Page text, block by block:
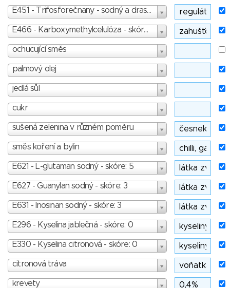
E451 - Trifosforečnany - sodný a draselný - skóre: 3
E466 - Karboxymethylcelulóza - skóre: 1
ochucující směs
palmový olej
jedlá sůl
cukr
sušená zelenina v různém poměru
směs koření a bylin
E621 - L-glutaman sodný - skóre: 5
E627 - Guanylan sodný - skóre: 3
E631 - Inosinan sodný - skóre: 3
E296 - Kyselina jablečná - skóre: 0
E330 - Kyselina citronová - skóre: 0
citronová tráva
krevety